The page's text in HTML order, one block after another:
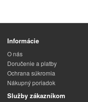
Informácie
O nás
Doručenie a platby
Ochrana súkromia
Nákupný poriadok
Služby zákazníkom